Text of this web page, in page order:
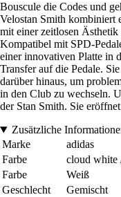
Bouscule die Codes und
Velostan Smith kombiniert
mit einer zeitlosen
Kompatibel mit SPD-
einer innovativen Platte in
Transfer auf die Pedale.
darüber hinaus, um
in den Club zu wechseln.
der Stan Smith. Sie
Zusätzliche
Marke
adidas
Farbe
cloud white
Farbe
Weiß
Geschlecht
Gemischt